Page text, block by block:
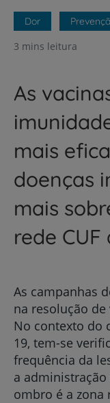
Dor
3 mins leitura
As
mais
doenças
mais
rede CUF
As campanhas
na resolução
No contexto do
19, tem-se
frequência da
a administração
ombro é a zona